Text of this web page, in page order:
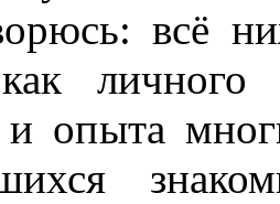
всё
как
опыта